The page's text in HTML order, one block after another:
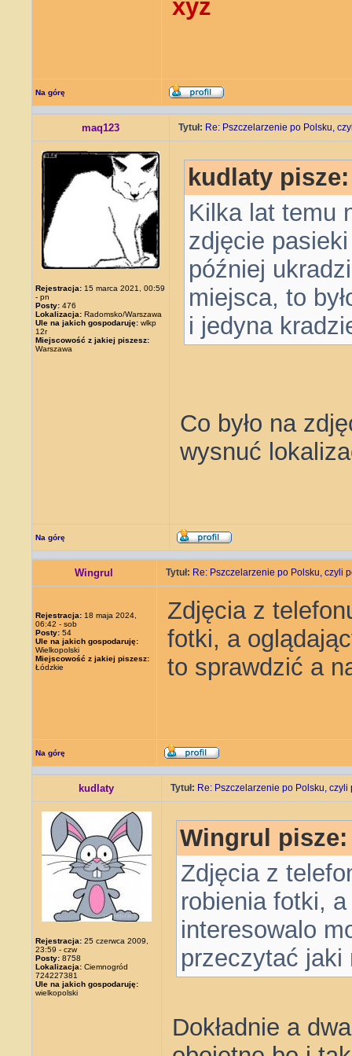
xyz
Na górę
maq123 Tytuł: Re: Pszczelarzenie po Polsku,
Rejestracja: 15 marca 2021, 00:59
- pn
Posty: 476
Lokalizacja: Radomsko/Warszawa
Ule na jakich gospodaruję: wlkp
12r
Miejscowość z jakiej piszesz:
Warszawa
kudlaty pisze:
Kilka lat temu
zdjęcie
później
miejsca, to
i jedyna
Co było na
wysnuć
Na górę
Wingrul Tytuł: Re: Pszczelarzenie po Polsku, czyli
Rejestracja: 18 maja 2024,
06:42 - sob
Posty: 54
Ule na jakich gospodaruję:
Wielkopolski
Miejscowość z jakiej piszesz:
Łódzkie
Zdjęcia z
fotki, a
to sprawdzić a
Na górę
kudlaty Tytuł: Re: Pszczelarzenie po Polsku,
Rejestracja: 25 czerwca 2009,
23:59 - czw
Posty: 8758
Lokalizacja: Ciemnogród
724227381
Ule na jakich gospodaruję:
wielkopolski
Wingrul pisze:
Zdjęcia z
robienia fotki,
interesowalo
przeczytać jaki
Dokładnie a